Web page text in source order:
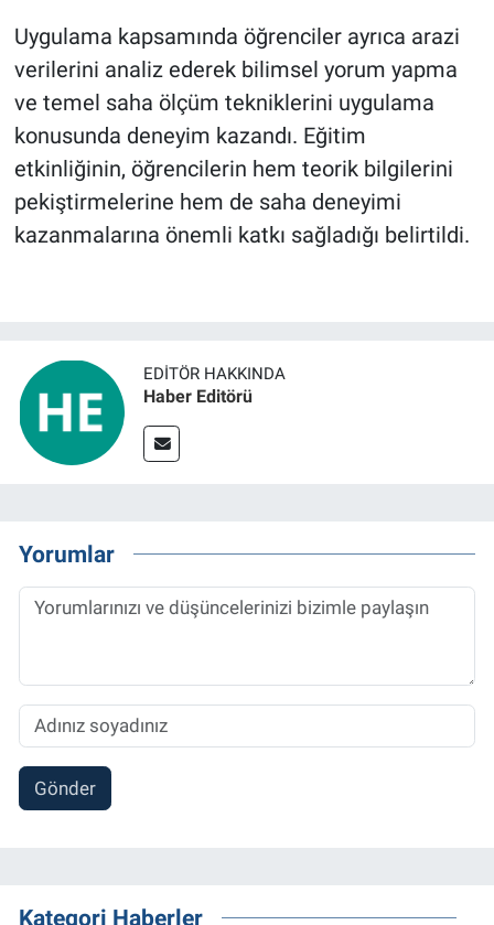
Uygulama kapsamında öğrenciler ayrıca arazi
verilerini analiz ederek bilimsel yorum yapma
ve temel saha ölçüm tekniklerini uygulama
konusunda deneyim kazandı. Eğitim
etkinliğinin, öğrencilerin hem teorik bilgilerini
pekiştirmelerine hem de saha deneyimi
kazanmalarına önemli katkı sağladığı belirtildi.
EDITÖR HAKKINDA
Haber Editörü
Yorumlar
Gönder
Kategori Haberler